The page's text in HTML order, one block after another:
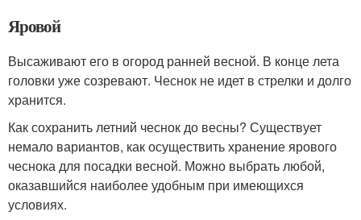
Яровой
Высаживают его в огород ранней весной. В конце лета
головки уже созревают. Чеснок не идет в стрелки и долго
хранится.
Как сохранить летний чеснок до весны? Существует
немало вариантов, как осуществить хранение ярового
чеснока для посадки весной. Можно выбрать любой,
оказавшийся наиболее удобным при имеющихся
условиях.